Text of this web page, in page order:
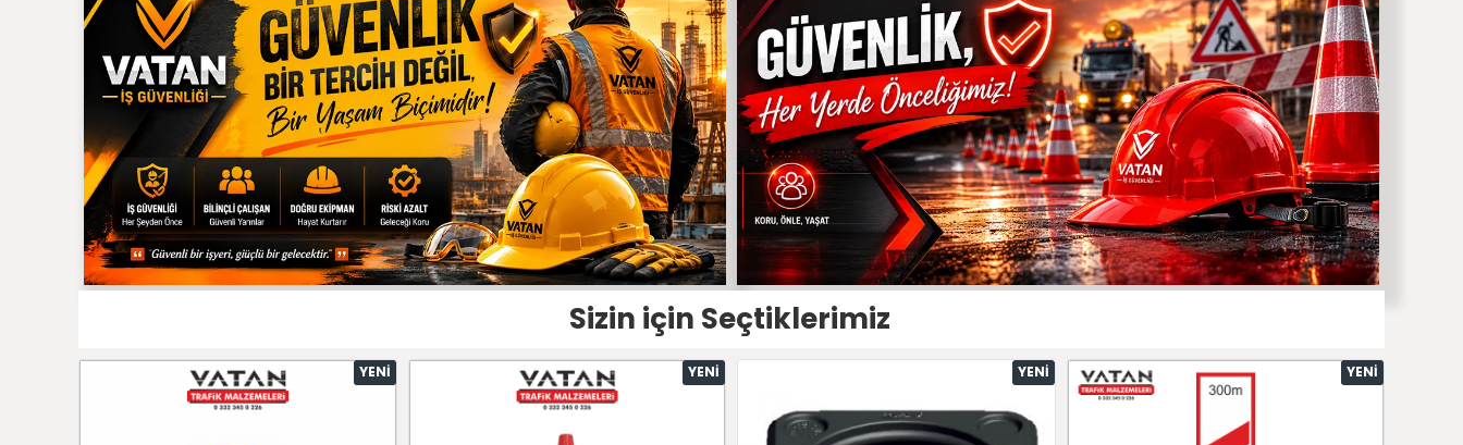
Sizin için Seçtiklerimiz
YENI YENI YENI YENI